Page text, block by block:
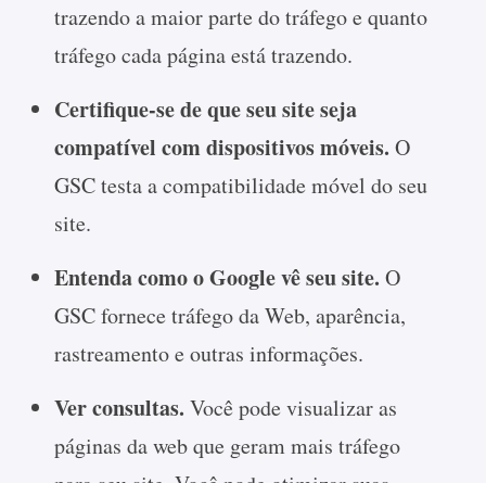
trazendo a maior parte do tráfego e quanto
tráfego cada página está trazendo.
Certifique-se de que seu site seja
compatível com dispositivos móveis. O
GSC testa a compatibilidade móvel do seu
site.
Entenda como o Google vê seu site. O
GSC fornece tráfego da Web, aparência,
rastreamento e outras informações.
Ver consultas. Você pode visualizar as
páginas da web que geram mais tráfego